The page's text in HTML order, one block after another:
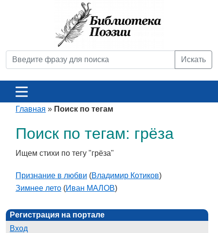
Искать
Главная » Поиск по тегам
Поиск по тегам: грёза
Ищем стихи по тегу "грёза"
Признание в любви (Владимир Котиков)
Зимнее лето (Иван МАЛОВ)
Регистрация на портале
Вход